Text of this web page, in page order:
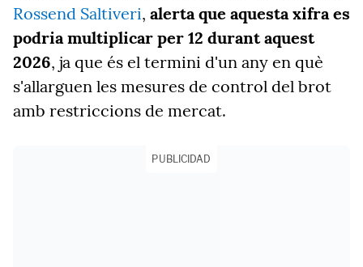
Rossend Saltiveri, alerta que aquesta xifra es
podria multiplicar per 12 durant aquest
2026, ja que és el termini d'un any en què
s'allarguen les mesures de control del brot
amb restriccions de mercat.
PUBLICIDAD